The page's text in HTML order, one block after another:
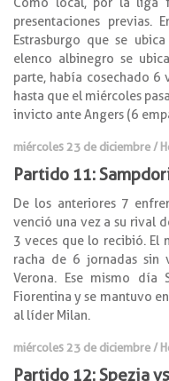
presentaciones
Estrasburgo que se
elenco albinegro se
parte, había cosechado 6
hasta que el miércoles
invicto ante Angers (6
miércoles 23 de diciembre /
Partido 11:
De los anteriores 7
venció una vez a su rival
3 veces que lo recibió. El
racha de 6 jornadas sin
Verona. Ese mismo día
Fiorentina y se mantuvo
al líder Milan.
miércoles 23 de diciembre /
Partido 12: Spezia